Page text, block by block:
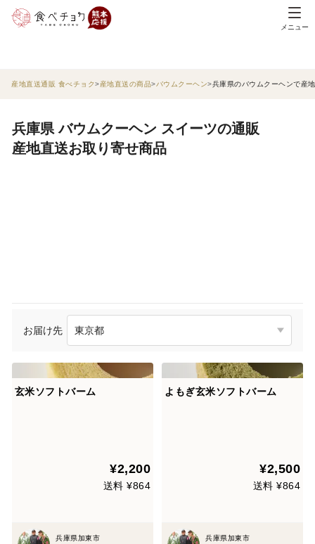
メニュー
産地直送通販 食べチョク 産地直送の商品 バウムクーヘン 兵庫県のバウムクーヘンで産
兵庫県 バウムクーヘン スイーツの通販
産地直送お取り寄せ商品
お届け先
玄米ソフトバーム
¥2,200
送料 ¥864
兵庫県加東市
よもぎ玄米ソフトバーム
¥2,500
送料 ¥864
兵庫県加東市